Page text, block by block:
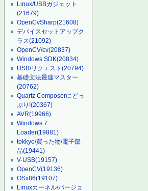
Linux/USBガジェット
(21679)
OpenCvSharp(21608)
デバイスセットアップク
ラス(21092)
OpenCV/cv(20837)
Windows SDK(20834)
USB/リクエスト(20794)
基礎文法最速マスター
(20762)
Quartz Composerにどっ
ぷり!(20367)
AVR(19966)
Windows 7
Loader(19881)
tokkyo/買った物/電子部
品(19441)
V-USB(19157)
OpenCV(19136)
OSx86(19107)
Linuxカーネル/バージョ